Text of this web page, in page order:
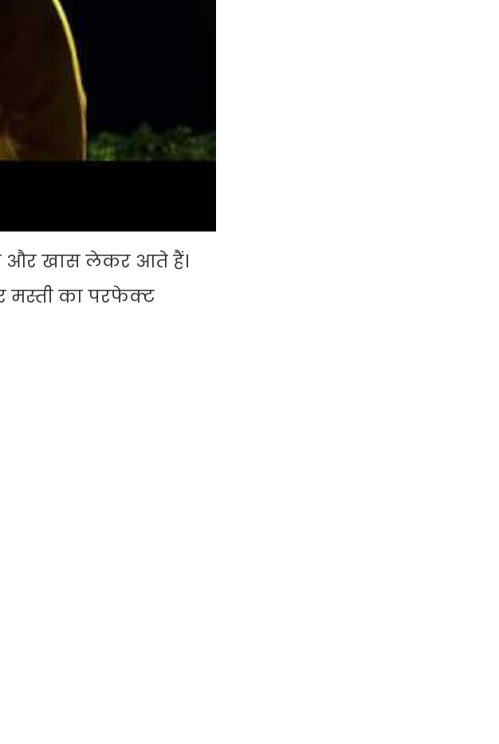
और खास लेकर आते हैं।
मस्ती का परफेक्ट